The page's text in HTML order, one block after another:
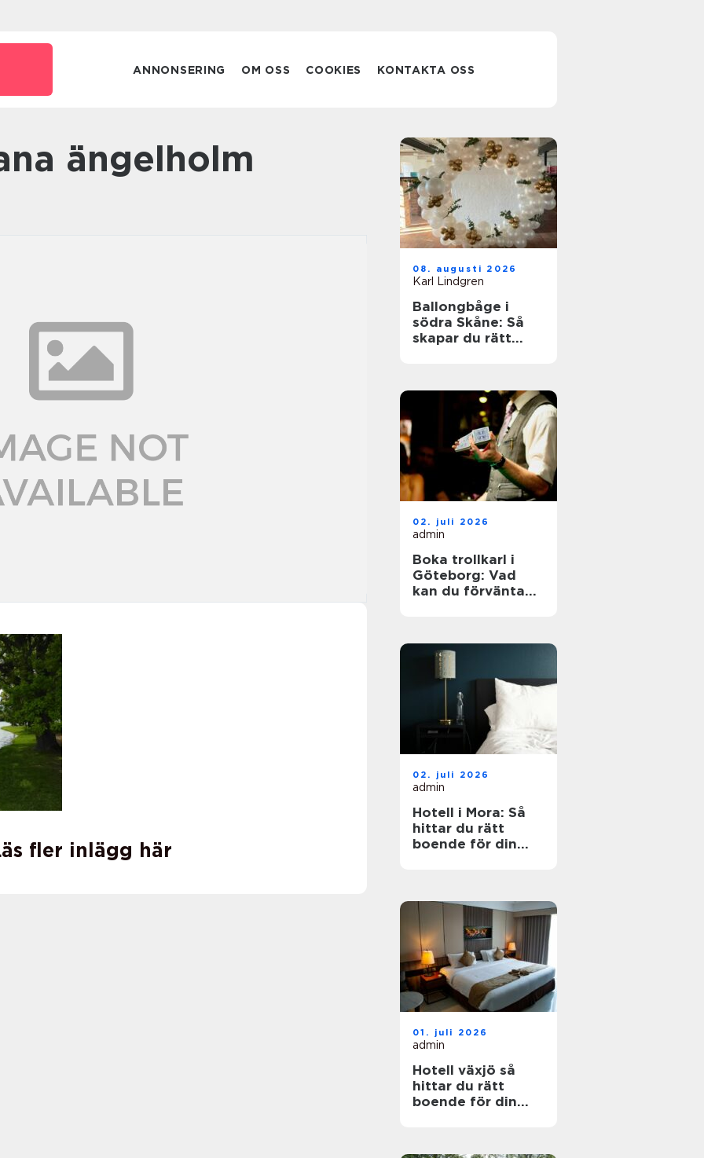
ANNONSERING OM OSS COOKIES KONTAKTA OSS
ängelholm
fler inlägg här
08. augusti 2026
Karl Lindgren
Ballongbåge i
södra Skåne: Så
skapar du rätt
02. juli 2026
admin
Boka trollkarl i
Göteborg: Vad
kan du förvänta
02. juli 2026
admin
Hotell i Mora: Så
hittar du rätt
boende för din
01. juli 2026
admin
Hotell växjö så
hittar du rätt
boende för din